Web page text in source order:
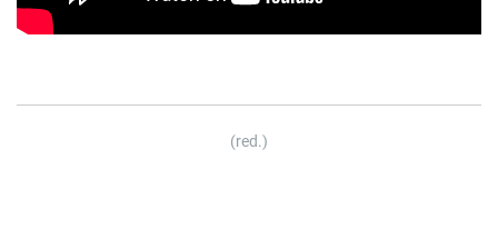
(red.)